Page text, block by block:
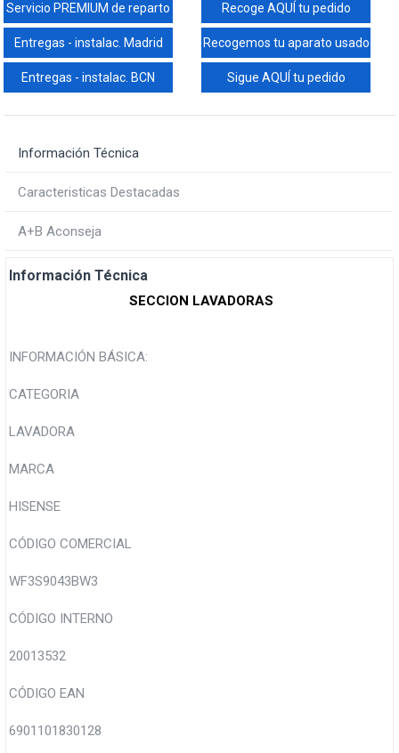
Servicio PREMIUM de reparto Recoge AQUÍ tu pedido
Entregas - instalac. Madrid Recogemos tu aparato usado
Entregas - instalac. BCN Sigue AQUÍ tu pedido
Información Técnica
Caracteristicas Destacadas
A+B Aconseja
Información Técnica
SECCION LAVADORAS
INFORMACIÓN BÁSICA:
CATEGORIA
LAVADORA
MARCA
HISENSE
CÓDIGO COMERCIAL
WF3S9043BW3
CÓDIGO INTERNO
20013532
CÓDIGO EAN
6901101830128